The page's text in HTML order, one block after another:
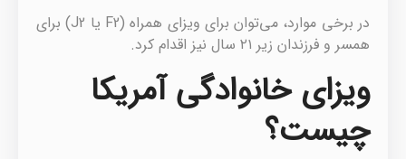
در برخی موارد، می‌توان برای ویزای همراه (F2 یا J2) برای
همسر و فرزندان زیر ۲۱ سال نیز اقدام کرد.
ویزای خانوادگی آمریکا
چیست؟